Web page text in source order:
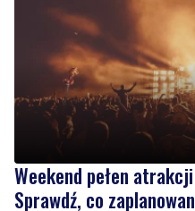
Weekend pełen
Sprawdź, co